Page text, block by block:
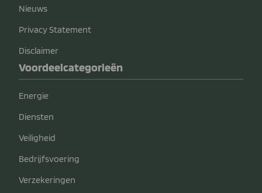
Nieuws
Privacy Statement
Disclaimer
Voordeelcategorieën
Energie
Diensten
Veiligheid
Bedrijfsvoering
Verzekeringen